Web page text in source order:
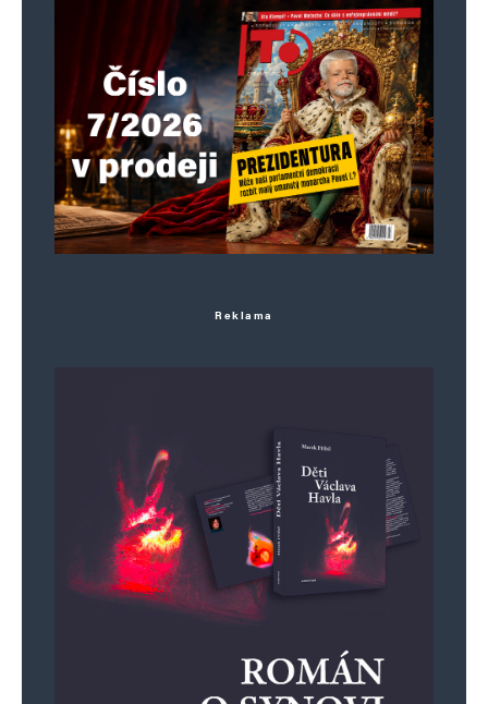
Reklama